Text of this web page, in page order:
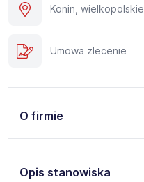
Konin, wielkopolskie
Umowa zlecenie
O firmie
Opis stanowiska